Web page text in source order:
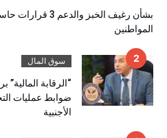
بشأن رغيف الخبز
المواطنين
سوق المال
“الرقابة
ضوابط عمليات
الأجنبية